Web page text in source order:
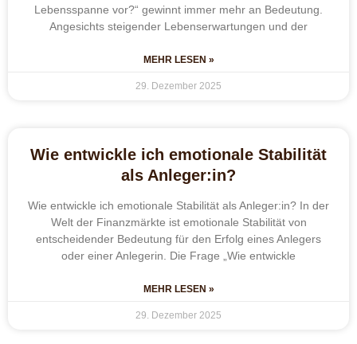
Lebensspanne vor?“ gewinnt immer mehr an Bedeutung.
Angesichts steigender Lebenserwartungen und der
MEHR LESEN »
29. Dezember 2025
Wie entwickle ich emotionale Stabilität
als Anleger:in?
Wie entwickle ich emotionale Stabilität als Anleger:in? In der
Welt der Finanzmärkte ist emotionale Stabilität von
entscheidender Bedeutung für den Erfolg eines Anlegers
oder einer Anlegerin. Die Frage „Wie entwickle
MEHR LESEN »
29. Dezember 2025